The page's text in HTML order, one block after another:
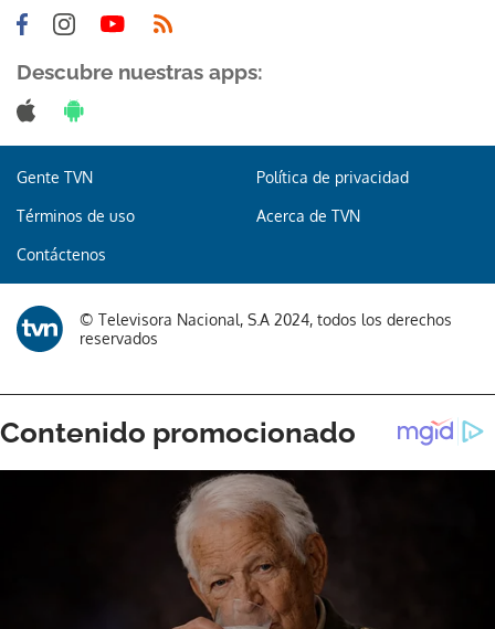
Descubre nuestras apps:
Gente TVN Política de privacidad
Términos de uso Acerca de TVN
Contáctenos
© Televisora Nacional, S.A 2024, todos los derechos
reservados